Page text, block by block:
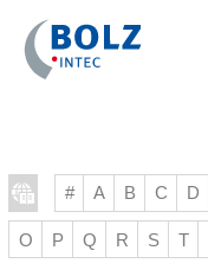
Inhalt
springen
# A B C D
O P Q R S T